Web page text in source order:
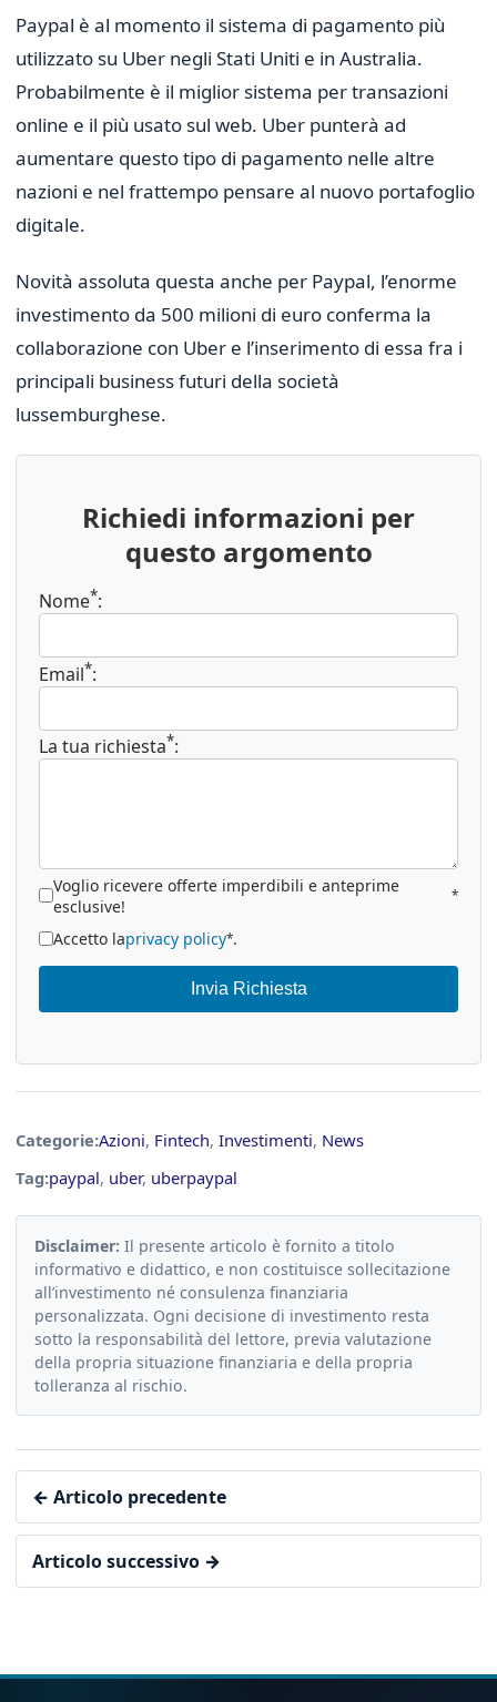
Paypal è al momento il sistema di pagamento più
utilizzato su Uber negli Stati Uniti e in Australia.
Probabilmente è il miglior sistema per transazioni
online e il più usato sul web. Uber punterà ad
aumentare questo tipo di pagamento nelle altre
nazioni e nel frattempo pensare al nuovo portafoglio
digitale.
Novità assoluta questa anche per Paypal, l’enorme
investimento da 500 milioni di euro conferma la
collaborazione con Uber e l’inserimento di essa fra i
principali business futuri della società
lussemburghese.
Richiedi informazioni per
questo argomento
Nome*:
Email*:
La tua richiesta*:
Voglio ricevere offerte imperdibili e anteprime
esclusive!
*
Accetto laprivacy policy*.
Invia Richiesta
Categorie:Azioni, Fintech, Investimenti, News
Tag:paypal, uber, uberpaypal
Disclaimer: Il presente articolo è fornito a titolo
informativo e didattico, e non costituisce sollecitazione
all’investimento né consulenza finanziaria
personalizzata. Ogni decisione di investimento resta
sotto la responsabilità del lettore, previa valutazione
della propria situazione finanziaria e della propria
tolleranza al rischio.
← Articolo precedente
Articolo successivo →